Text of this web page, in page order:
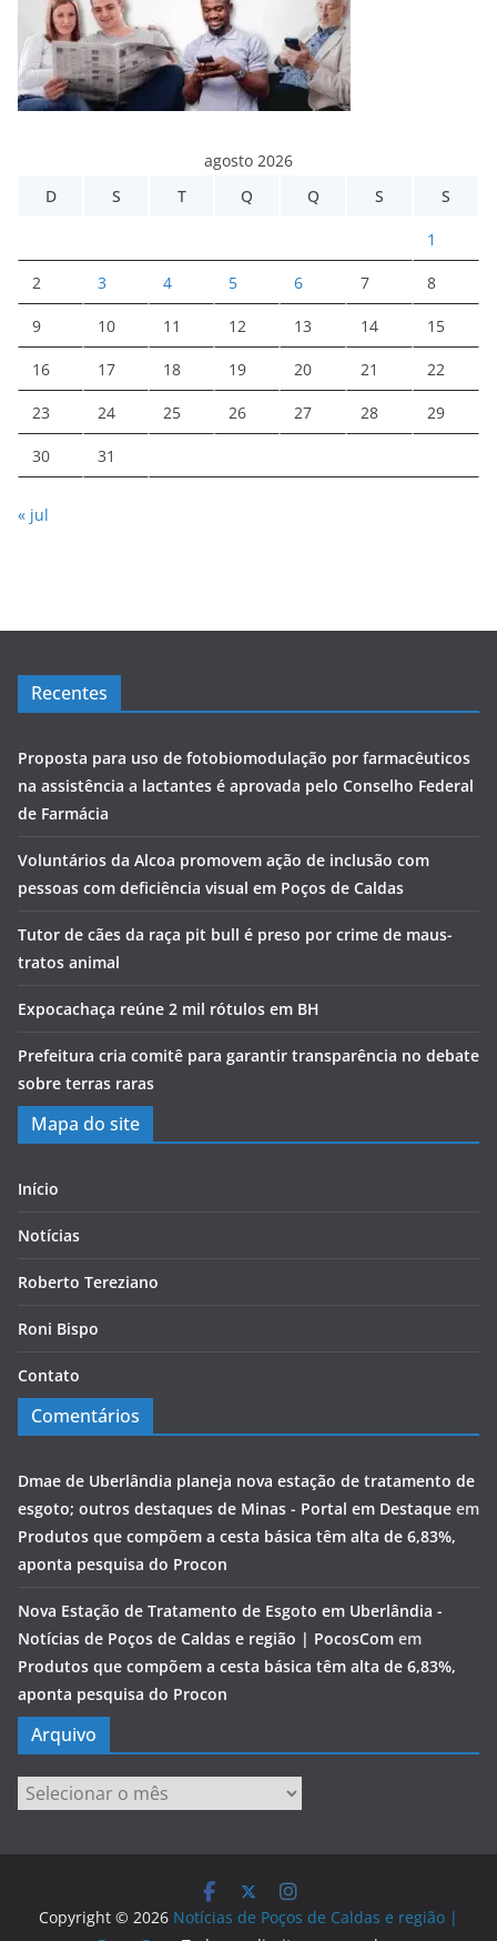
agosto 2026
D
S T Q Q S S
1
2 3 4 5 6 7 8
9 10 11 12 13 14 15
16 17 18 19 20 21 22
23 24 25 26 27 28 29
30 31
« jul
Recentes
Proposta para uso de fotobiomodulação por farmacêuticos
na assistência a lactantes é aprovada pelo Conselho Federal
de Farmácia
Voluntários da Alcoa promovem ação de inclusão com
pessoas com deficiência visual em Poços de Caldas
Tutor de cães da raça pit bull é preso por crime de maus-
tratos animal
Expocachaça reúne 2 mil rótulos em BH
Prefeitura cria comitê para garantir transparência no debate
sobre terras raras
Mapa do site
Início
Notícias
Roberto Tereziano
Roni Bispo
Contato
Comentários
Dmae de Uberlândia planeja nova estação de tratamento de
esgoto; outros destaques de Minas - Portal em Destaque em
Produtos que compõem a cesta básica têm alta de 6,83%,
aponta pesquisa do Procon
Nova Estação de Tratamento de Esgoto em Uberlândia -
Notícias de Poços de Caldas e região | PocosCom em
Produtos que compõem a cesta básica têm alta de 6,83%,
aponta pesquisa do Procon
Arquivo
Arquivo
Copyright © 2026 Notícias de Poços de Caldas e região |